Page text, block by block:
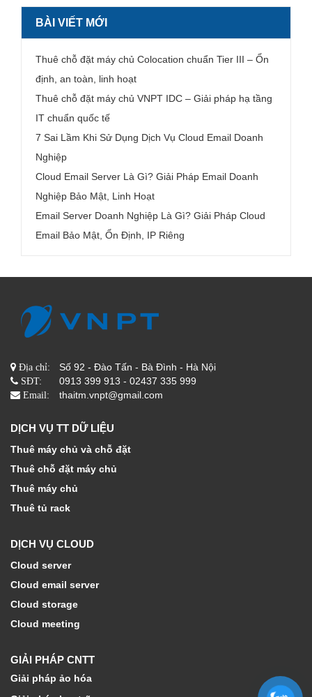
BÀI VIẾT MỚI
Thuê chỗ đặt máy chủ Colocation chuẩn Tier III – Ổn
định, an toàn, linh hoạt
Thuê chỗ đặt máy chủ VNPT IDC – Giải pháp hạ tầng
IT chuẩn quốc tế
7 Sai Lầm Khi Sử Dụng Dịch Vụ Cloud Email Doanh
Nghiệp
Cloud Email Server Là Gì? Giải Pháp Email Doanh
Nghiệp Bảo Mật, Linh Hoạt
Email Server Doanh Nghiệp Là Gì? Giải Pháp Cloud
Email Bảo Mật, Ổn Định, IP Riêng
Địa chỉ: Số 92 - Đào Tấn - Bà Đình - Hà Nội
SĐT: 0913 399 913 - 02437 335 999
Email: thaitm.vnpt@gmail.com
DỊCH VỤ TT DỮ LIỆU
Thuê máy chủ và chỗ đặt
Thuê chỗ đặt máy chủ
Thuê máy chủ
Thuê tủ rack
DỊCH VỤ CLOUD
Cloud server
Cloud email server
Cloud storage
Cloud meeting
GIẢI PHÁP CNTT
Giải pháp ảo hóa